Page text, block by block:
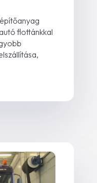
flottánkkal